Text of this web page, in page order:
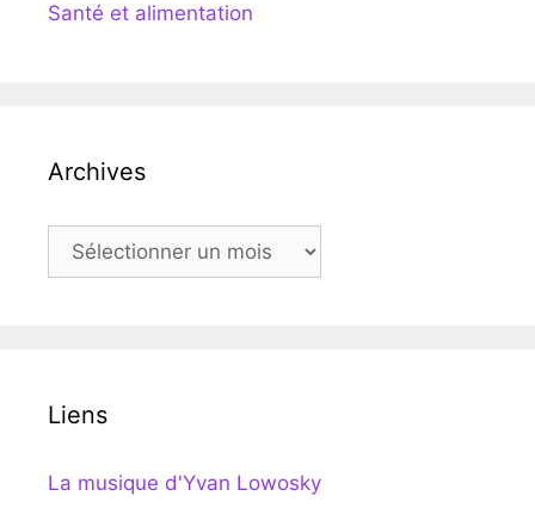
Santé et alimentation
Archives
Archives
Liens
La musique d'Yvan Lowosky